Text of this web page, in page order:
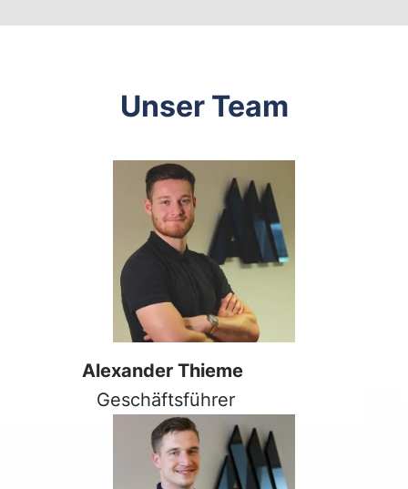
Unser Team
Alexander Thieme
Geschäftsführer